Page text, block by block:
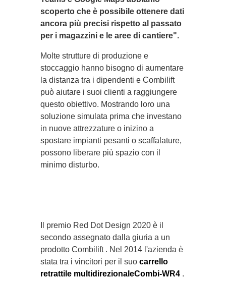
scoperto che è possibile ottenere dati
ancora più precisi rispetto al passato
per i magazzini e le aree di cantiere".
Molte strutture di produzione e
stoccaggio hanno bisogno di aumentare
la distanza tra i dipendenti e Combilift
può aiutare i suoi clienti a raggiungere
questo obiettivo. Mostrando loro una
soluzione simulata prima che investano
in nuove attrezzature o inizino a
spostare impianti pesanti o scaffalature,
possono liberare più spazio con il
minimo disturbo.
Il premio Red Dot Design 2020 è il
secondo assegnato dalla giuria a un
prodotto Combilift . Nel 2014 l'azienda è
stata tra i vincitori per il suo carrello
retrattile multidirezionaleCombi-WR4 .